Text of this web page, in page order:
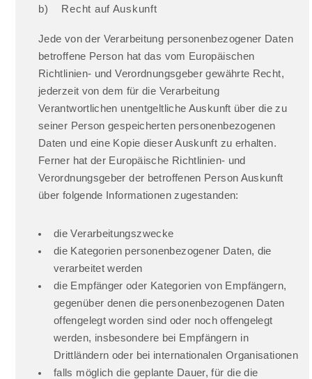
b) Recht auf Auskunft
Jede von der Verarbeitung personenbezogener Daten
betroffene Person hat das vom Europäischen
Richtlinien- und Verordnungsgeber gewährte Recht,
jederzeit von dem für die Verarbeitung
Verantwortlichen unentgeltliche Auskunft über die zu
seiner Person gespeicherten personenbezogenen
Daten und eine Kopie dieser Auskunft zu erhalten.
Ferner hat der Europäische Richtlinien- und
Verordnungsgeber der betroffenen Person Auskunft
über folgende Informationen zugestanden:
die Verarbeitungszwecke
die Kategorien personenbezogener Daten, die
verarbeitet werden
die Empfänger oder Kategorien von Empfängern,
gegenüber denen die personenbezogenen Daten
offengelegt worden sind oder noch offengelegt
werden, insbesondere bei Empfängern in
Drittländern oder bei internationalen Organisationen
falls möglich die geplante Dauer, für die die